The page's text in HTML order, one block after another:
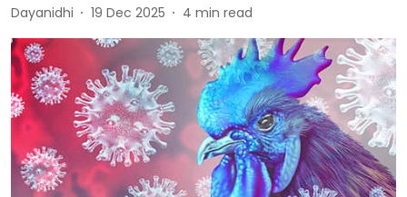
Dayanidhi 19 Dec 2025 4 min read